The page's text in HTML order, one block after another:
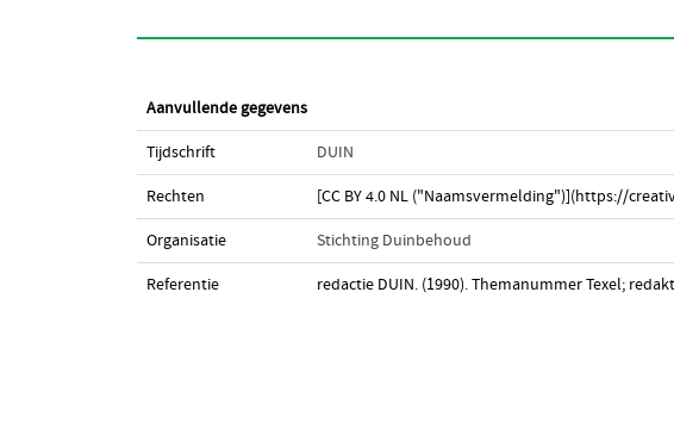
Aanvullende gegevens
Tijdschrift DUIN
Rechten [CC BY 4.0 NL ("Naamsvermelding")](https://
Organisatie Stichting Duinbehoud
Referentie redactie DUIN. (1990). Themanummer Texel;